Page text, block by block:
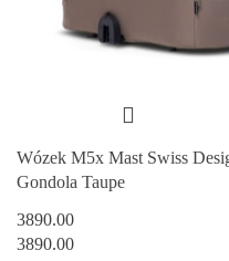
Wózek M5x Mast Swiss
Gondola Taupe
3890.00
3890.00